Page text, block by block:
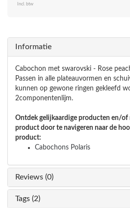
Incl. btw
Informatie
Cabochon met swarovski - Rose
Passen in alle plateauvormen en
kunnen op gewone ringen gekleefd
2componentenlijm.
Ontdek gelijkaardige producten en/of
product door te navigeren naar de
product:
Cabochons Polaris
Reviews (0)
Tags (2)